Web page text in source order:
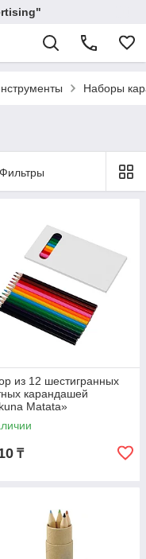
Наборы
Фильтры
из 12 шестигранных
карандашей
Matata»
₸